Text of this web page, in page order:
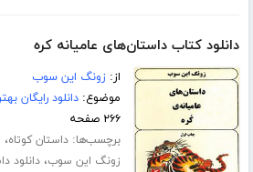
دانلود کتاب داستان‌های عامیانه کره
از:زونگ این سوب
موضوع:دانلود رایگان
۲۶۶ صفحه
برچسب‌ها:داستان کوتاه،
زونگ این سوب،دانلود